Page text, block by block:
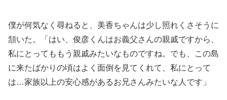
僕が何気なく尋ねると、美香ちゃんは少し照れくさそうに
頷いた。「はい、俊彦くんはお義父さんの親戚ですから、
私にとってももう親戚みたいなものですね。でも、この島
に来たばかりの頃はよく面倒を見てくれて、私にとって
は…家族以上の安心感があるお兄さんみたいな人です」